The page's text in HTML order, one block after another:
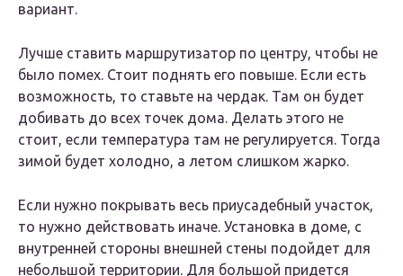
вариант.
Лучше ставить маршрутизатор по центру, чтобы не
было помех. Стоит поднять его повыше. Если есть
возможность, то ставьте на чердак. Там он будет
добивать до всех точек дома. Делать этого не
стоит, если температура там не регулируется. Тогда
зимой будет холодно, а летом слишком жарко.
Если нужно покрывать весь приусадебный участок,
то нужно действовать иначе. Установка в доме, с
внутренней стороны внешней стены подойдет для
небольшой территории. Для большой придется